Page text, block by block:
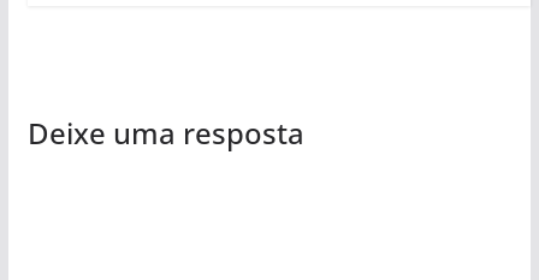
Deixe uma resposta